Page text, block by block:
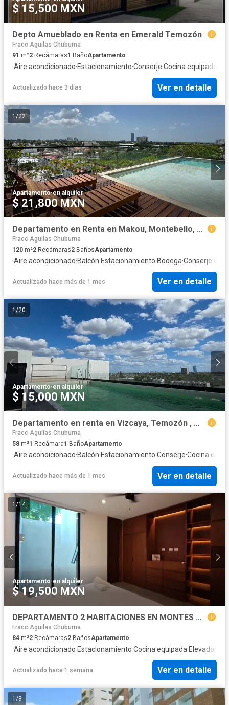
$ 15,500 MXN
Depto Amueblado en Renta en Emerald Temozón
Fracc Aguilas Chuburna
91 m²2 Recámaras1 BañoApartamento
·Aire acondicionado·Estacionamiento·Conserje·Cocina equipada
Actualizado hace 3 días Ver en detalle
1 /22
Apartamento·en alquiler
$ 21,800 MXN
Departamento en Renta en Makou, Montebello, dentro de la ciudad, Mérida
Fracc Aguilas Chuburna
120 m²2 Recámaras2 BañosApartamento
·Aire acondicionado·Balcón·Estacionamiento·Bodega·Conserje·
Actualizado hace más de 1 mes Ver en detalle
1/20
Apartamento·en alquiler
$ 15,000 MXN
Departamento en renta en Vizcaya, Temozón , Mérida, Yucatán
Fracc Aguilas Chuburna
58 m²1 Recámara1 BañoApartamento
·Aire acondicionado·Balcón·Estacionamiento·Conserje·Cocina
Actualizado hace más de 1 mes Ver en detalle
1 /14
Apartamento·en alquiler
$ 19,500 MXN
DEPARTAMENTO 2 HABITACIONES EN MONTES DE AME CON PANELES SOLARES
Fracc Aguilas Chuburna
84 m²2 Recámaras2 BañosApartamento
·Aire acondicionado·Estacionamiento·Cocina equipada·Elevador
Actualizado hace 1 semana Ver en detalle
1 /8